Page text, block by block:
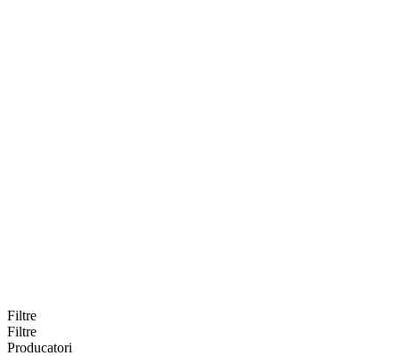
Filtre
Filtre
Producatori